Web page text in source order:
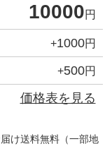
10000円
+1000円
+500円
価格表を見る
け送料無料（一部地